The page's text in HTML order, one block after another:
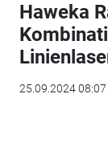
Haweka
25.09.2024 08:07